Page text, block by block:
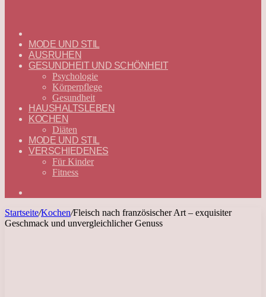
—
DEUTSCH
MODE UND STIL
AUSRUHEN
GESUNDHEIT UND SCHÖNHEIT
Psychologie
Körperpflege
Gesundheit
HAUSHALTSLEBEN
KOCHEN
Diäten
MODE UND STIL
VERSCHIEDENES
Für Kinder
Fitness
Startseite/Kochen/Fleisch nach französischer Art – exquisiter
Geschmack und unvergleichlicher Genuss